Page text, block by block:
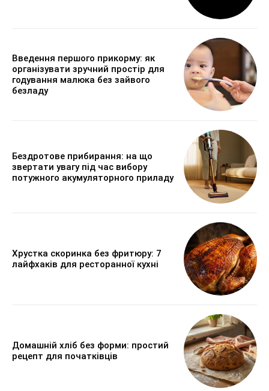
Введення першого прикорму: як
організувати зручний простір для
годування малюка без зайвого
безладу
Бездротове прибирання: на що
звертати увагу під час вибору
потужного акумуляторного приладу
Хрустка скоринка без фритюру: 7
лайфхаків для ресторанної кухні
Домашній хліб без форми: простий
рецепт для початківців